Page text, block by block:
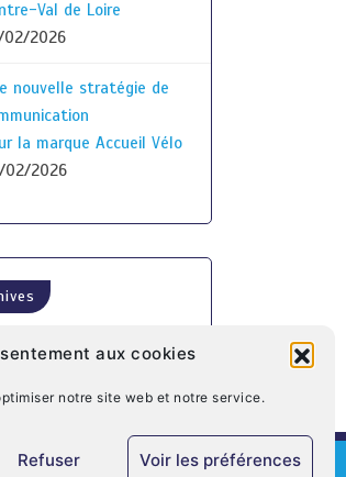
aux cookies
notre site web et notre service.
Refuser Voir les préférences
Val de Loire
02/2026
nouvelle stratégie de
la marque Accueil Vélo
02/2026